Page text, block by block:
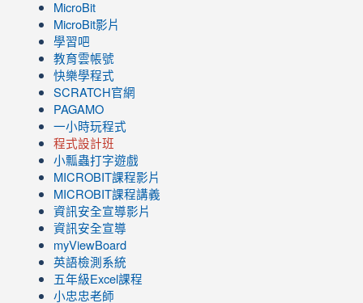
MicroBit
MicroBit影片
學習吧
教育雲帳號
快樂學程式
SCRATCH官網
PAGAMO
一小時玩程式
程式設計班
小瓢蟲打字遊戲
link
to
https://www.youtube.com/channel/UC8LghzcV5-
ZBGmXwlbUndNA/videos?
view=0&sort=dd&shelf_id=0
MICROBIT課程影片
link
to
https://www.youtube.com/channel/UC8LghzcV5-
ZBGmXwlbUndNA/videos?
view=0&sort=dd&shelf_id=0
MICROBIT課程講義
資訊安全宣導影片
資訊安全宣導
myViewBoard
英語檢測系統
五年級Excel課程
小忠忠老師